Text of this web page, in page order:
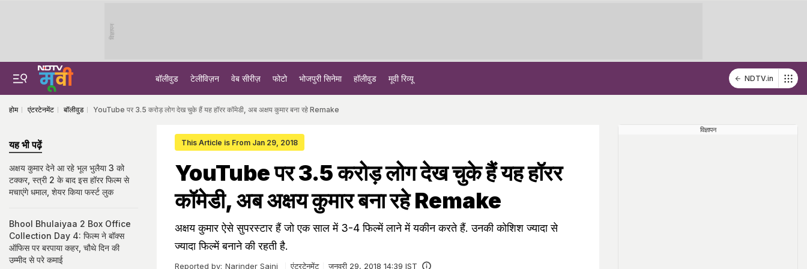
विज्ञापन
बॉलीवुड टेलीविज़न वेब सीरीज़ फोटो भोजपुरी सिनेमा हॉलीवुड मूवी रिव्यू NDTV.in
होम एंटरटेनमेंट बॉलीवुड YouTube पर 3.5 करोड़ लोग देख चुके हैं यह हॉरर कॉमेडी, अब अक्षय कुमार बना रहे Remake
This Article is From Jan 29, 2018
YouTube पर 3.5 करोड़ लोग देख चुके हैं यह हॉरर
कॉमेडी, अब अक्षय कुमार बना रहे Remake
अक्षय कुमार ऐसे सुपरस्टार हैं जो एक साल में 3-4 फिल्में लाने में यकीन करते हैं. उनकी कोशिश ज्यादा से
ज्यादा फिल्में बनाने की रहती है.
Reported by: Narinder Saini एंटरटेनमेंट जनवरी 29, 2018 14:39 IST
यह भी पढ़ें
अक्षय कुमार देने आ रहे भूल भुलैया 3 को
टक्कर, स्त्री 2 के बाद इस हॉरर फिल्म से
मचाएंगे धमाल, शेयर किया फर्स्ट लुक
Bhool Bhulaiyaa 2 Box Office
Collection Day 4: फिल्म ने बॉक्स
ऑफिस पर बरपाया कहर, चौथे दिन की
उम्मीद से परे कमाई
विज्ञापन